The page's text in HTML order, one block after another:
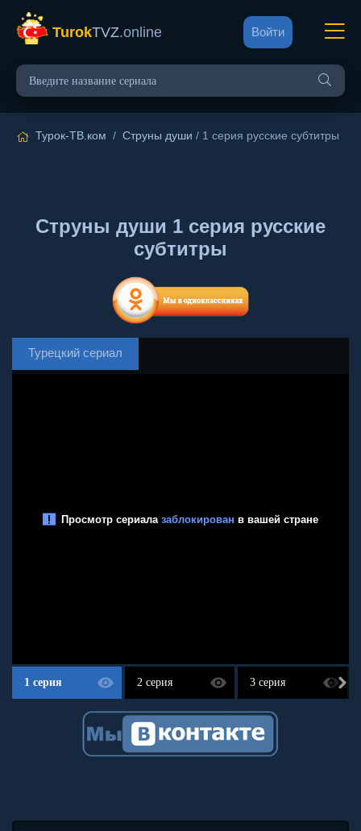
TurokTVZ.online Войти
Турок-ТВ.ком / Струны души / 1 серия русские субтитры
Струны души 1 серия русские
субтитры
Турецкий сериал
1 серия 2 серия 3 серия